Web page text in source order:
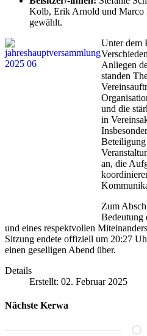
Kolb, Erik Arnold und Marco
gewählt.
Unter dem
Anliegen
standen
und die
in
Beteiligung
an, die
Zum
Bedeutung
und eines respektvollen
Sitzung endete offiziell um 20:27
einen geselligen Abend über.
Details
Erstellt: 02. Februar 2025
Nächste Kerwa